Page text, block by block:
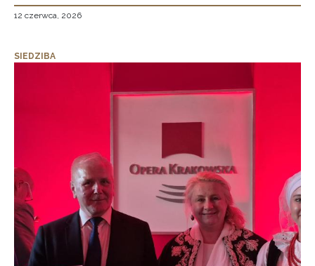
12 czerwca, 2026
SIEDZIBA